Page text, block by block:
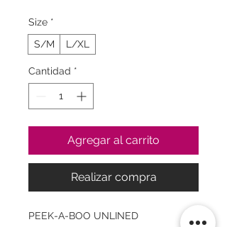
Size *
S/M
L/XL
Cantidad *
Agregar al carrito
Realizar compra
PEEK-A-BOO UNLINED